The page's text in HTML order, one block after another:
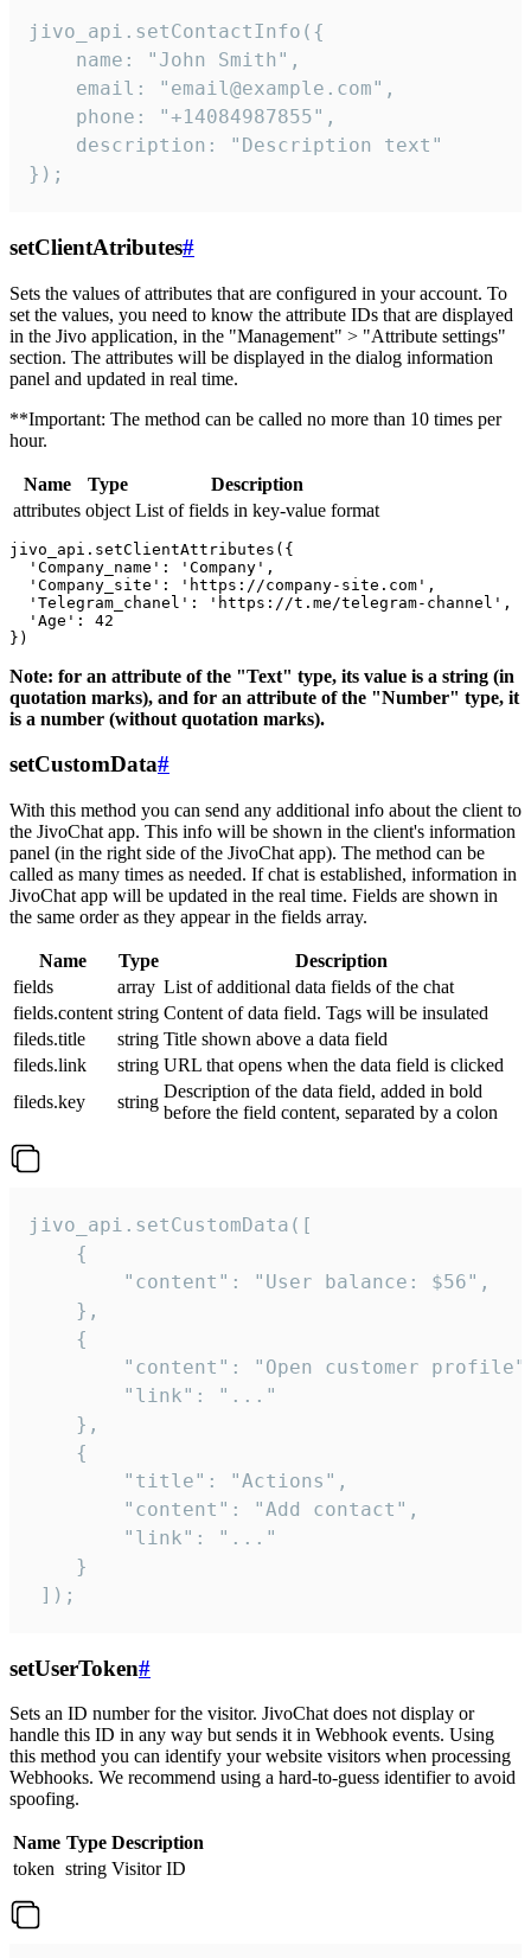
jivo_api.setContactInfo({
    name: "John Smith",
    email: "email@example.com",
    phone: "+14084987855",
    description: "Description text"
});
setClientAtributes#
Sets the values ​​of attributes that are configured in your account. To
set the values, you need to know the attribute IDs that are displayed
in the Jivo application, in the "Management" > "Attribute settings"
section. The attributes will be displayed in the dialog information
panel and updated in real time.
**Important: The method can be called no more than 10 times per
hour.
Name Type
Description
attributes object List of fields in key-value format
jivo_api.setClientAttributes({
  'Company_name': 'Company',
  'Company_site': 'https://company-site.com',
  'Telegram_chanel': 'https://t.me/telegram-channel',
  'Age': 42
Note: for an attribute of the "Text" type, its value is a string (in
quotation marks), and for an attribute of the "Number" type, it
is a number (without quotation marks).
setCustomData#
With this method you can send any additional info about the client to
the JivoChat app. This info will be shown in the client's information
panel (in the right side of the JivoChat app). The method can be
called as many times as needed. If chat is established, information in
JivoChat app will be updated in the real time. Fields are shown in
the same order as they appear in the fields array.
Name Type
Description
fields
array List of additional data fields of the chat
fields.content string Content of data field. Tags will be insulated
fileds.title
string Title shown above a data field
fileds.link
string URL that opens when the data field is clicked
fileds.key
string
Description of the data field, added in bold
before the field content, separated by a colon
jivo_api.setCustomData([
    {
        "content": "User balance: $56",
    },
    {
"content": "Open customer
        "link": "..."
    },
    {
        "title": "Actions",
        "content": "Add contact",
        "link": "..."
    }
]);
setUserToken#
Sets an ID number for the visitor. JivoChat does not display or
handle this ID in any way but sends it in Webhook events. Using
this method you can identify your website visitors when processing
Webhooks. We recommend using a hard-to-guess identifier to avoid
spoofing.
Name Type Description
token string Visitor ID